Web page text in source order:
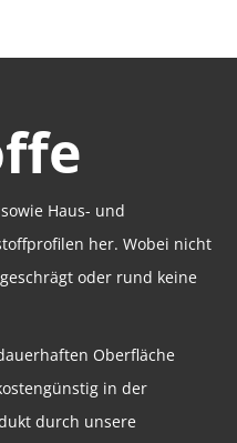
Haus- und
her. Wobei nicht
oder rund keine
Oberfläche
in der
durch unsere